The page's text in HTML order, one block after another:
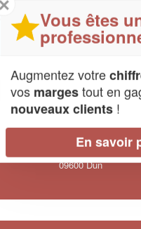
BOUTIN
17 Rue Du Pont De L’eglise
09300 Belesta
VIEAU
Ld Champ Du Cimetiere
09600 Dun
Vous êtes
Augmentez votre
vos margestout en
nouveaux clients !
En savoir